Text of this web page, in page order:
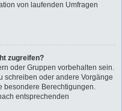
von laufenden Umfragen
zugreifen?
oder Gruppen vorbehalten sein.
schreiben oder andere Vorgänge
besondere Berechtigungen.
entsprechenden